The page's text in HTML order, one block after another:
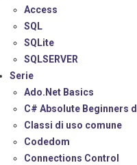
Access
SQL
SQLite
SQLSERVER
Serie
Ado.Net Basics
C# Absolute Beginners
Classi di uso comune
Codedom
Connections Control